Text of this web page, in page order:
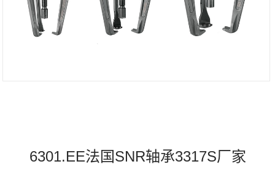
6301.EE法国SNR轴承3317S厂家